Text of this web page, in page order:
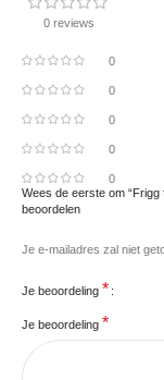
0 reviews
0
0
0
0
0
Wees de eerste om
beoordelen
Je e-mailadres zal niet
Je beoordeling *
Je beoordeling *